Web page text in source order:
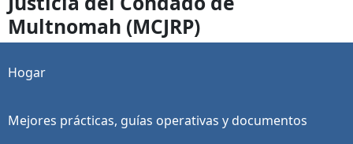
Multnomah (MCJRP)
Hogar
Mejores prácticas, guías operativas y documentos